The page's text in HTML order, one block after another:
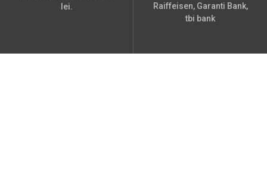
lei.
Raiffeisen, Garanti Bank,
tbi bank